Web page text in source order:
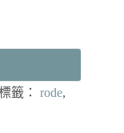
籤： rode,